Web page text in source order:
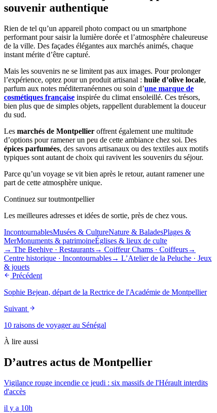
souvenir authentique
Rien de tel qu’un appareil photo compact ou un smartphone
performant pour saisir la lumière dorée et l’atmosphère chaleureuse
de la ville. Des façades élégantes aux marchés animés, chaque
instant mérite d’être capturé.
Mais les souvenirs ne se limitent pas aux images. Pour prolonger
l’expérience, optez pour un produit artisanal : huile d’olive locale,
parfum aux notes méditerranéennes ou soin d’une marque de
cosmétiques française inspirée du climat ensoleillé. Ces trésors,
bien plus que de simples objets, rappellent durablement la douceur
du sud.
Les marchés de Montpellier offrent également une multitude
d’options pour ramener un peu de cette ambiance chez soi. Des
épices parfumées, des savons artisanaux ou des textiles aux motifs
typiques sont autant de choix qui ravivent les souvenirs du séjour.
Parce qu’un voyage se vit bien après le retour, autant ramener une
part de cette atmosphère unique.
Continuez sur toutmontpellier
Les meilleures adresses et idées de sortie, près de chez vous.
IncontournablesMusées & CultureNature & BaladesPlages &
MerMonuments & patrimoineÉglises & lieux de culte
→ The Beehive · Restaurants→ Coiffeur Chams · Coiffeurs→
Centre historique · Incontournables→ L’Atelier de la Peluche · Jeux
& jouets
Précédent
Sophie Bejean, départ de la Rectrice de l'Académie de Montpellier
Suivant
10 raisons de voyager au Sénégal
À lire aussi
D’autres actus de Montpellier
Vigilance rouge incendie ce jeudi : six massifs de l'Hérault interdits
d'accès
il y a 10h